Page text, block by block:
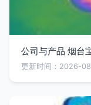
公司与产品 烟
更新时间：2026-